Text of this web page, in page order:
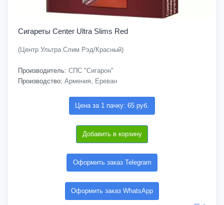
Сигареты Center Ultra Slims Red
(Центр Ультра Слим Рэд/Красный)
Производитель: СПС "Сигарон"
Производство: Армения, Ереван
Цена за 1 пачку: 65 руб.
Добавить в корзину
Оформить заказ Telegram
Оформить заказ WhatsApp